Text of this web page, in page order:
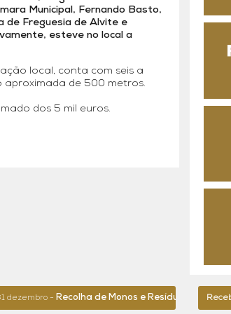
Municipal, Fernando Basto,
de Freguesia de Alvite e
esteve no local a
local, conta com seis a
aproximada de 500 metros.
dos 5 mil euros.
-Recolha de Monos e Resíduos de Grande